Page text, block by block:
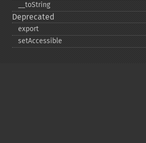
_​_​toString
Deprecated
export
setAccessible